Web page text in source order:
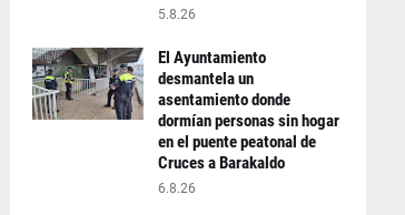
5.8.26
El Ayuntamiento
desmantela un
asentamiento donde
dormían personas sin hogar
en el puente peatonal de
Cruces a Barakaldo
6.8.26